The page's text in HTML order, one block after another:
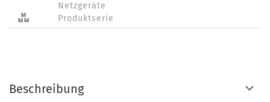
Netzgeräte
Produktserie
Beschreibung